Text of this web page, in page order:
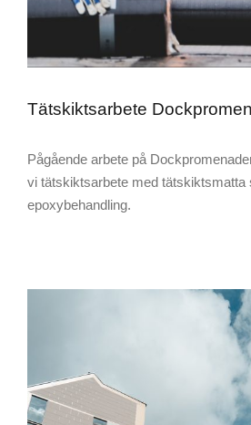
Tätskiktsarbete
Pågående arbete på
vi tätskiktsarbete med tätskiktsmatta
epoxybehandling.